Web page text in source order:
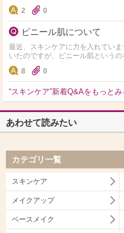
2
0
ビニール肌について
最近、スキンケアに力を入れてい
いたのですが、ビニール肌というの
りやすい見分け方とかありますか
8 0
“スキンケア”新着Q&Aをもっとみ
あわせて読みたい
カテゴリ一覧
スキンケア
メイクアップ
ベースメイク